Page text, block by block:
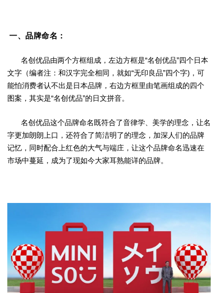
一、品牌命名 ：
名创优品由两个方框组成，左边方框是“名创优品”四个日本
文字（编者注：和汉字完全相同，就如“无印良品”四个字)，可
能怕消费者认不出是日本品牌，右边方框里由笔画组成的四个
图案，其实是“名创优品”的日文拼音。
名创优品这个品牌命名既符合了音律学、美学的理念，让名
字更加朗朗上口，还符合了简洁明了的理念，加深人们的品牌
记忆，同时配合上红色的大气与端庄，让这个品牌命名迅速在
市场中蔓延，成为了现如今大家耳熟能详的品牌。